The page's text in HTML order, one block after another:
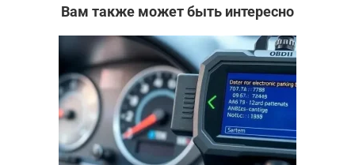
Вам также может быть интересно